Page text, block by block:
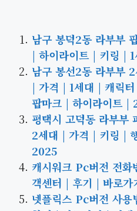
남구 봉덕2동 라부부
| 하이라이트 | 키링 |
남구 봉선2동 라부부
| 가격 | 1세대 | 캐릭
팝마크 | 하이라이트 |
평택시 고덕동 라부부
2세대 | 가격 | 키링 |
2025
캐시워크 Pc버전 전
객센터 | 후기 | 바로
넷플릭스 Pc버전 사